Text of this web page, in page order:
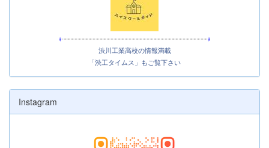
渋川工業高校の情報満載
「渋工タイムス」もご覧下さい
Instagram